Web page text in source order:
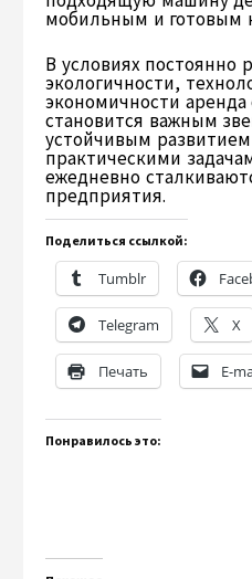
мобильным и готовым
В условиях постоянно
экологичности,
экономичности аренда
становится важным
устойчивым
практическими
ежедневно
предприятия.
Поделиться ссылкой:
Tumblr
Telegram X
Печать E-
Понравилось это: